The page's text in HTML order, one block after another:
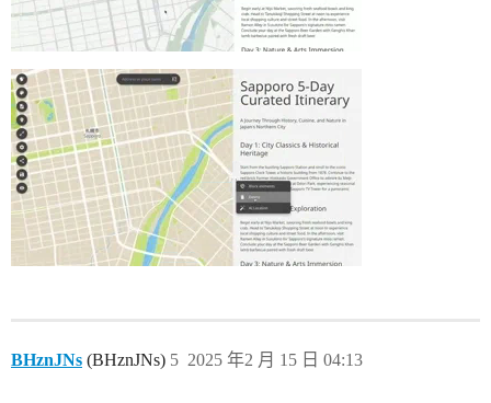
BHznJNs (BHznJNs) 2025 年2 月 15 日 04:13
5